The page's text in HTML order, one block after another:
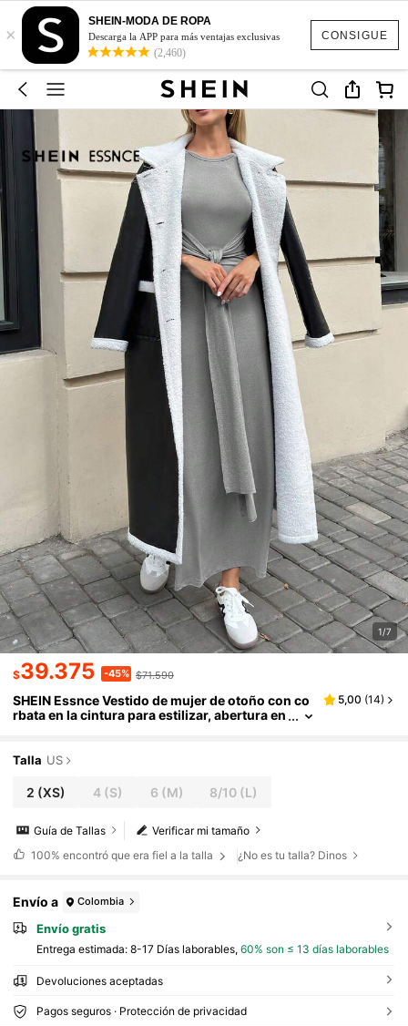
CONSIGUE
×
SHEIN-MODA DE ROPA
Descarga la APP para más ventajas exclusivas
(2,460)
1/7
$39.375 -45% $71.590
SHEIN Essnce Vestido de mujer de otoño con co
rbata en la cintura para estilizar, abertura en
toño, vestido ajustado, vestido gris, vestidos lar
para ir a trabajar, ropa para maestros
5,00 (14)
Talla US
2 (XS) 4(S) 6 (M) 8/10 (L)
Verificar mi tamaño
Guía de Tallas
100% encontró que era fiel a la talla ¿No es tu talla? Dinos
Envío a Colombia
Envío gratis
Entrega estimada: 8-17 Días laborables, 60% son ≤ 13 días laborables
Devoluciones aceptadas
Pagos seguros · Protección de privacidad